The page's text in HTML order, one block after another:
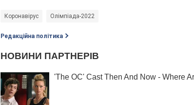
Коронавірус Олімпіада-2022
Редакційна політика